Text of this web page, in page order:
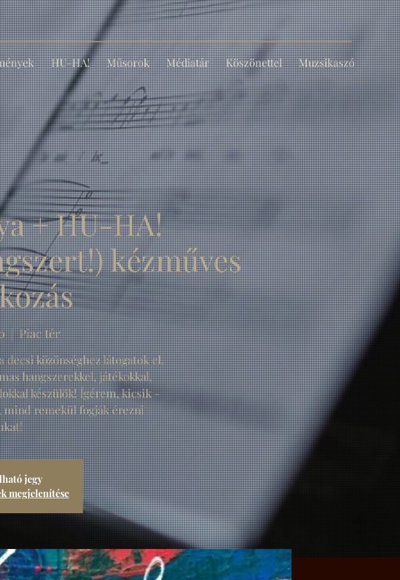
HU-HA! Műsorok Médiatár Köszönettel Muzsikaszó
+ HU-HA!
kézműves
  |
Piac tér
decsi közönséghez látogatok el.
hangszerekkel, játékokkal,
készülök! Ígérem, kicsik -
remekül fogják érezni
jegy
megjelenítése